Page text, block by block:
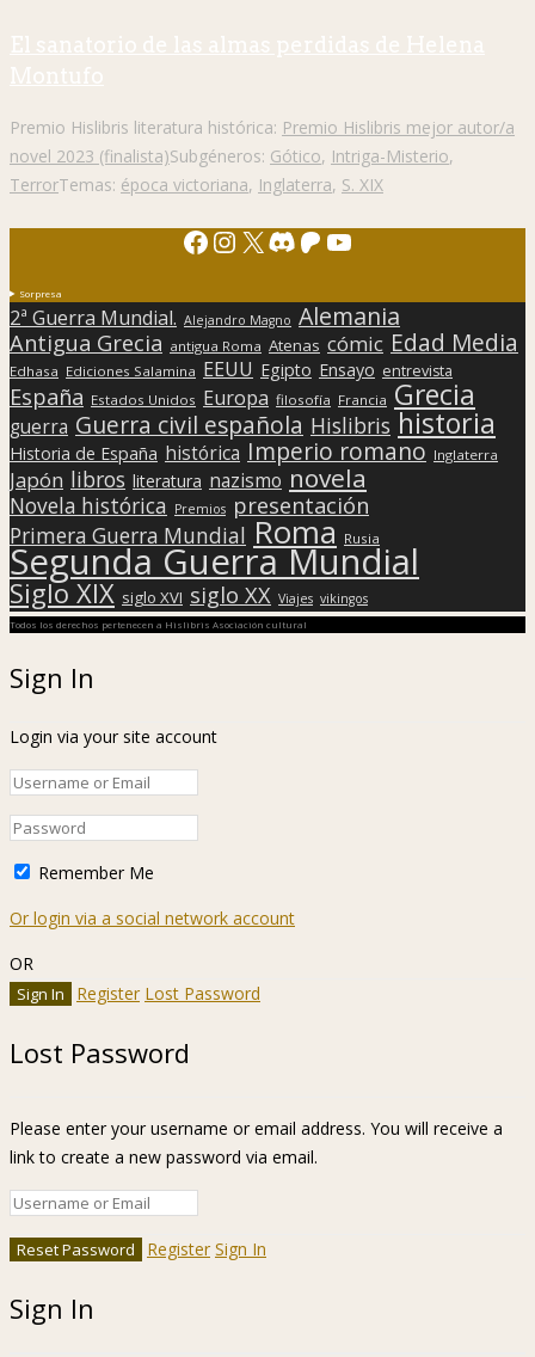
El sanatorio de las almas perdidas de Helena
Montufo
Premio Hislibris literatura histórica: Premio Hislibris mejor autor/a
novel 2023 (finalista)Subgéneros: Gótico, Intriga-Misterio,
TerrorTemas: época victoriana, Inglaterra, S. XIX
Facebook
Instagram
X Discord
Patreon
YouTube
Sorpresa
2ª Guerra Mundial. Alejandro Magno Alemania
Antigua Grecia antigua Roma Atenas cómic Edad Media
Edhasa Ediciones Salamina EEUU Egipto Ensayo entrevista
España Estados Unidos Europa filosofía Francia Grecia
guerra Guerra civil española Hislibris historia
Historia de España histórica Imperio romano Inglaterra
Japón libros literatura nazismo novela
Novela histórica Premios presentación
Primera Guerra Mundial Roma Rusia
Segunda Guerra Mundial
Siglo XIX siglo XVI siglo XX Viajes vikingos
Todos los derechos pertenecen a Hislibris Asociación cultural
Sign In
Login via your site account
Remember Me
Or login via a social network account
OR
Register Lost Password
Lost Password
Please enter your username or email address. You will receive a
link to create a new password via email.
Register Sign In
Sign In